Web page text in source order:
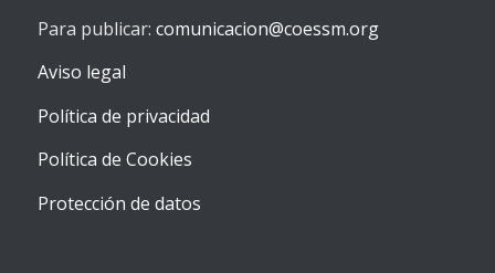
Para publicar: comunicacion@coessm.org
Aviso legal
Política de privacidad
Política de Cookies
Protección de datos